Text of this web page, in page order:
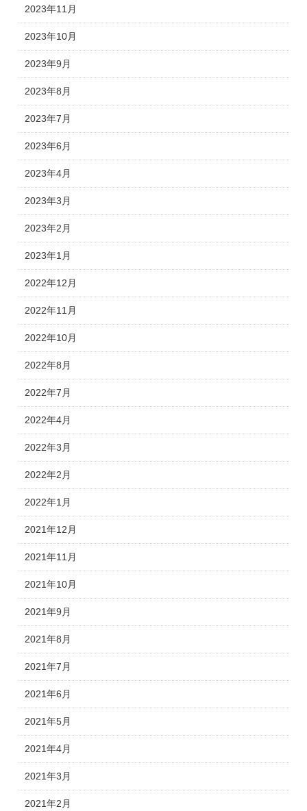
2023年11月
2023年10月
2023年9月
2023年8月
2023年7月
2023年6月
2023年4月
2023年3月
2023年2月
2023年1月
2022年12月
2022年11月
2022年10月
2022年8月
2022年7月
2022年4月
2022年3月
2022年2月
2022年1月
2021年12月
2021年11月
2021年10月
2021年9月
2021年8月
2021年7月
2021年6月
2021年5月
2021年4月
2021年3月
2021年2月